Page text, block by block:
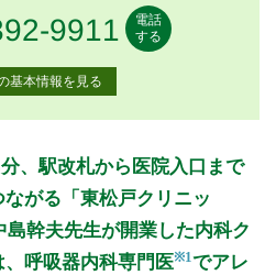
号9911
電話
する
基本情報を見る
月曜日
火 火曜日
水 水曜日
木 木曜日
金 金曜日
土土曜日
日 日曜日
●
● ●
●
● ● ●
、駅改札から医院入口まで
がる「東松戸クリニッ
島幹夫先生が開業した内科ク
、呼吸器内科専門医※1でアレ